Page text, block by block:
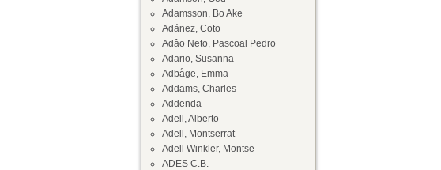
Adamsson, Bo Ake
Adánez, Coto
Adâo Neto, Pascoal Pedro
Adario, Susanna
Adbåge, Emma
Addams, Charles
Addenda
Adell, Alberto
Adell, Montserrat
Adell Winkler, Montse
ADES C.B.